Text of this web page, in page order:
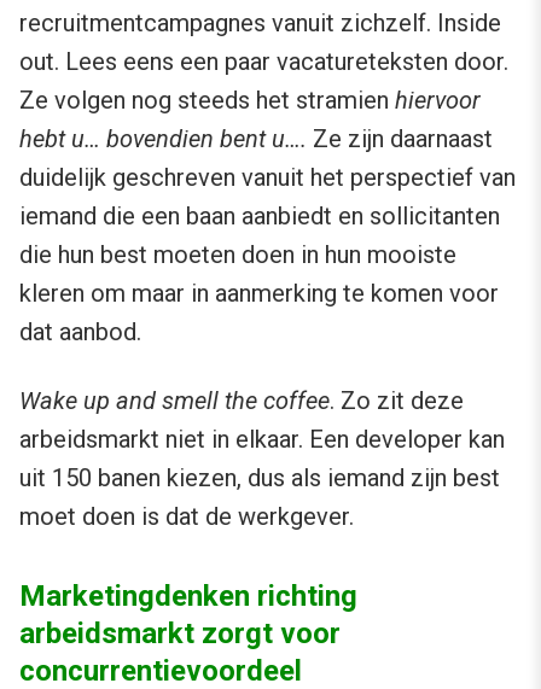
recruitmentcampagnes vanuit zichzelf. Inside
out. Lees eens een paar vacatureteksten door.
Ze volgen nog steeds het stramien hiervoor
hebt u… bovendien bent u…. Ze zijn daarnaast
duidelijk geschreven vanuit het perspectief van
iemand die een baan aanbiedt en sollicitanten
die hun best moeten doen in hun mooiste
kleren om maar in aanmerking te komen voor
dat aanbod.
Wake up and smell the coffee. Zo zit deze
arbeidsmarkt niet in elkaar. Een developer kan
uit 150 banen kiezen, dus als iemand zijn best
moet doen is dat de werkgever.
Marketingdenken richting
arbeidsmarkt zorgt voor
concurrentievoordeel